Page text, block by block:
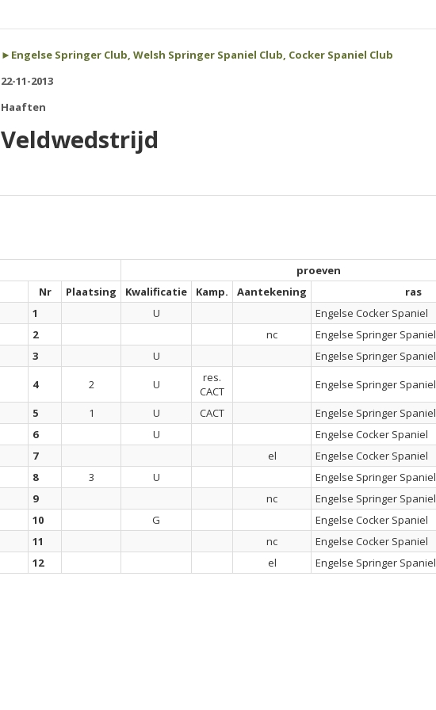
►Engelse Springer Club, Welsh Springer Spaniel Club, Cocker Spaniel Club
22-11-2013
Haaften
Veldwedstrijd
proeven
Nr Plaatsing Kwalificatie Kamp. Aantekening ras
1 U Engelse Cocker Spaniel
2 nc Engelse Springer Spaniel
3 U Engelse Springer Spaniel
4 2 U
res.
CACT
Engelse Springer Spaniel
5 1 U CACT Engelse Springer Spaniel
6 U Engelse Cocker Spaniel
7 el Engelse Cocker Spaniel
8 3 U Engelse Springer Spaniel
9 nc Engelse Springer Spaniel
10 G Engelse Cocker Spaniel
11 nc Engelse Cocker Spaniel
12 el Engelse Springer Spaniel